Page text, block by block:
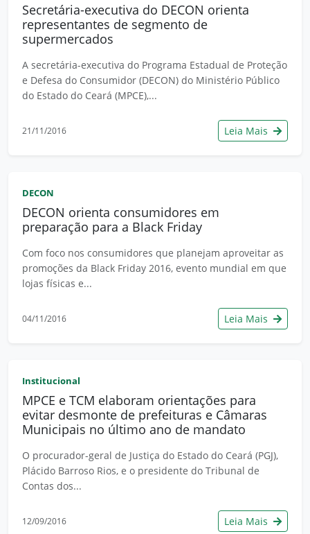
Secretária-executiva do DECON orienta
representantes de segmento de
supermercados
A secretária-executiva do Programa Estadual de Proteção
e Defesa do Consumidor (DECON) do Ministério Público
do Estado do Ceará (MPCE),...
21/11/2016 Leia Mais
DECON
DECON orienta consumidores em
preparação para a Black Friday
Com foco nos consumidores que planejam aproveitar as
promoções da Black Friday 2016, evento mundial em que
lojas físicas e...
04/11/2016 Leia Mais
Institucional
MPCE e TCM elaboram orientações para
evitar desmonte de prefeituras e Câmaras
Municipais no último ano de mandato
O procurador-geral de Justiça do Estado do Ceará (PGJ),
Plácido Barroso Rios, e o presidente do Tribunal de
Contas dos...
12/09/2016 Leia Mais